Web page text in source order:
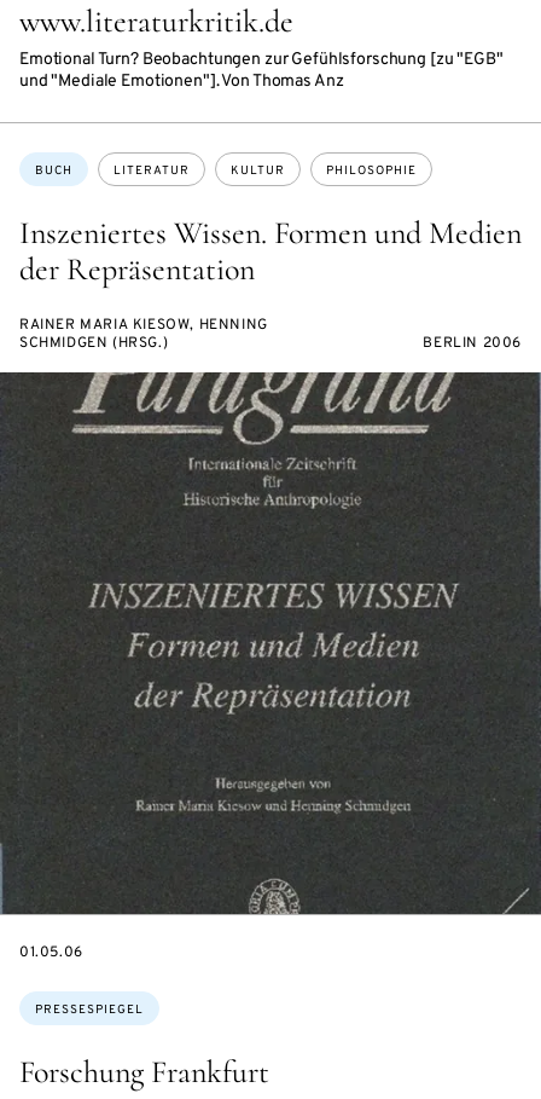
www.literaturkritik.de
Emotional Turn? Beobachtungen zur Gefühlsforschung [zu "EGB"
und "Mediale Emotionen"]. Von Thomas Anz
Inszeniertes Wissen. Formen und Medien
der Repräsentation
Themen:
BUCH LITERATUR KULTUR PHILOSOPHIE
RAINER MARIA KIESOW, HENNING
SCHMIDGEN (HRSG.)
BERLIN 2006
Forschung Frankfurt
Themen:
PRESSESPIEGEL
DATE
01.05.06